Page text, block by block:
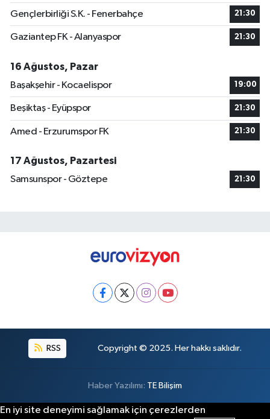
Gençlerbirliği S.K. - Fenerbahçe 21:30
Gaziantep FK - Alanyaspor 21:30
16 Ağustos, Pazar
Başakşehir - Kocaelispor
19:00
Beşiktaş - Eyüpspor 21:30
Amed - Erzurumspor FK 21:30
17 Ağustos, Pazartesi
Samsunspor - Göztepe
21:30
RSS Copyright © 2025. Her hakkı saklıdır.
Haber Yazılımı: TE Bilişim
En iyi site deneyimi sağlamak için çerezlerden